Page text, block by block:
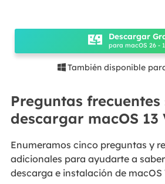
Descargar
para macOS 26 -
 También disponible
Preguntas frecuentes
descargar macOS 13
Enumeramos cinco preguntas y
adicionales para ayudarte a
descarga e instalación de macOS